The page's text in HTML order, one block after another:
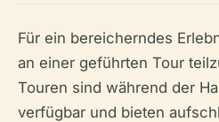
Für ein bereicherndes
an einer geführten Tour
Touren sind während der
verfügbar und bieten